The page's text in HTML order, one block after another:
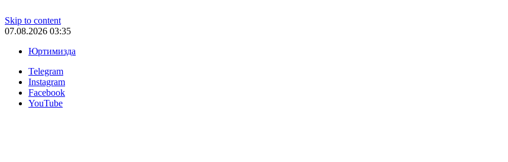
Skip to content
07.08.2026 03:35
Юртимизда
Telegram
Instagram
Facebook
YouTube